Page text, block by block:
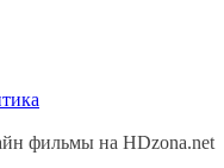
фильмы на HDzona.net